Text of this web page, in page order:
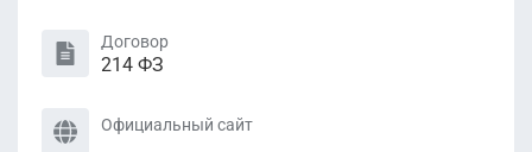
Договор
214 ФЗ
Официальный сайт